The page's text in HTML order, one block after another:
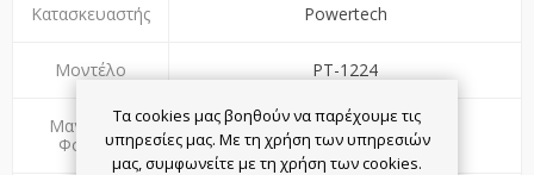
Κατασκευαστής Powertech
Μοντέλο PT-1224
Μαγνητική
Φόρτιση
Όχι
Τα cookies μας βοηθούν να παρέχουμε τις
υπηρεσίες μας. Με τη χρήση των υπηρεσιών
μας, συμφωνείτε με τη χρήση των cookies.